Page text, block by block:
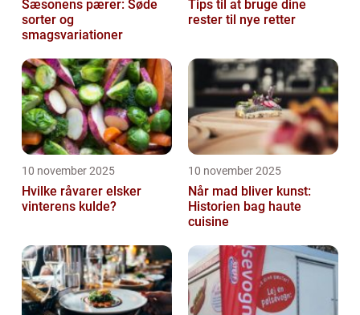
Sæsonens pærer: Søde
sorter og
smagsvariationer
Tips til at bruge dine
rester til nye retter
10 november 2025
Hvilke råvarer elsker
vinterens kulde?
10 november 2025
Når mad bliver kunst:
Historien bag haute
cuisine